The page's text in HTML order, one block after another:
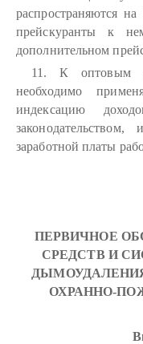
распространяются
прейскуранты к
дополнительном
11. К оптовым
необходимо
индексацию
заработной платы
ПЕРВИЧНОЕ
СРЕДСТВ И
ОХРАННО-